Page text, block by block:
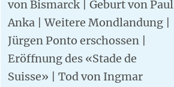
von Bismarck | Geburt von Paul
Anka | Weitere Mondlandung |
Jürgen Ponto erschossen |
Eröffnung des «Stade de
Suisse» | Tod von Ingmar